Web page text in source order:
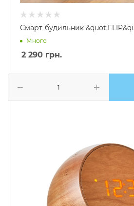
Смарт-будильник
Много
2 290 грн.